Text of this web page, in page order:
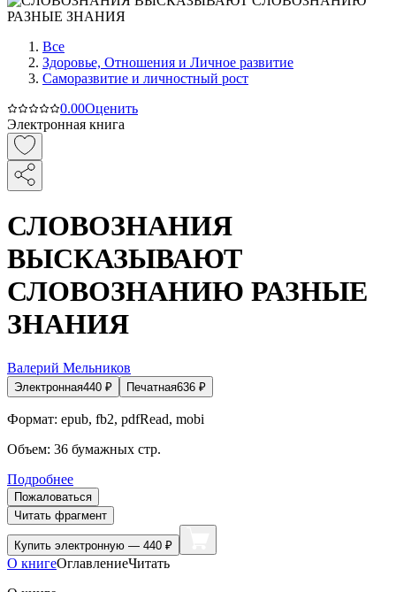
Все
Здоровье, Отношения и Личное развитие
Саморазвитие и личностный рост
0.00Оценить
Электронная книга
СЛОВОЗНАНИЯ
ВЫСКАЗЫВАЮТ
СЛОВОЗНАНИЮ РАЗНЫЕ
ЗНАНИЯ
Валерий Мельников
Электронная440 ₽ Печатная636 ₽
Формат: epub, fb2, pdfRead, mobi
Объем: 36 бумажных стр.
Подробнее
Пожаловаться
Читать фрагмент
Купить электронную — 440 ₽
О книгеОглавлениеЧитать